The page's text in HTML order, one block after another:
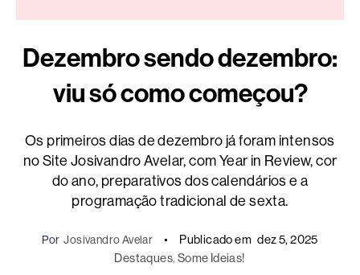
Dezembro sendo dezembro:
viu só como começou?
Os primeiros dias de dezembro já foram intensos
no Site Josivandro Avelar, com Year in Review, cor
do ano, preparativos dos calendários e a
programação tradicional de sexta.
Por Josivandro Avelar Publicado em dez 5, 2025
Destaques, Some Ideias!